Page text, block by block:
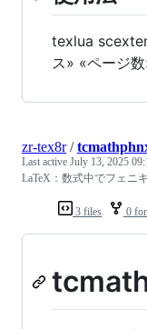
texlua
ス» «ページ
3 files 0
zr-tex8r/
Last active July 13, 2025
LaTeX：数式中でフェニ